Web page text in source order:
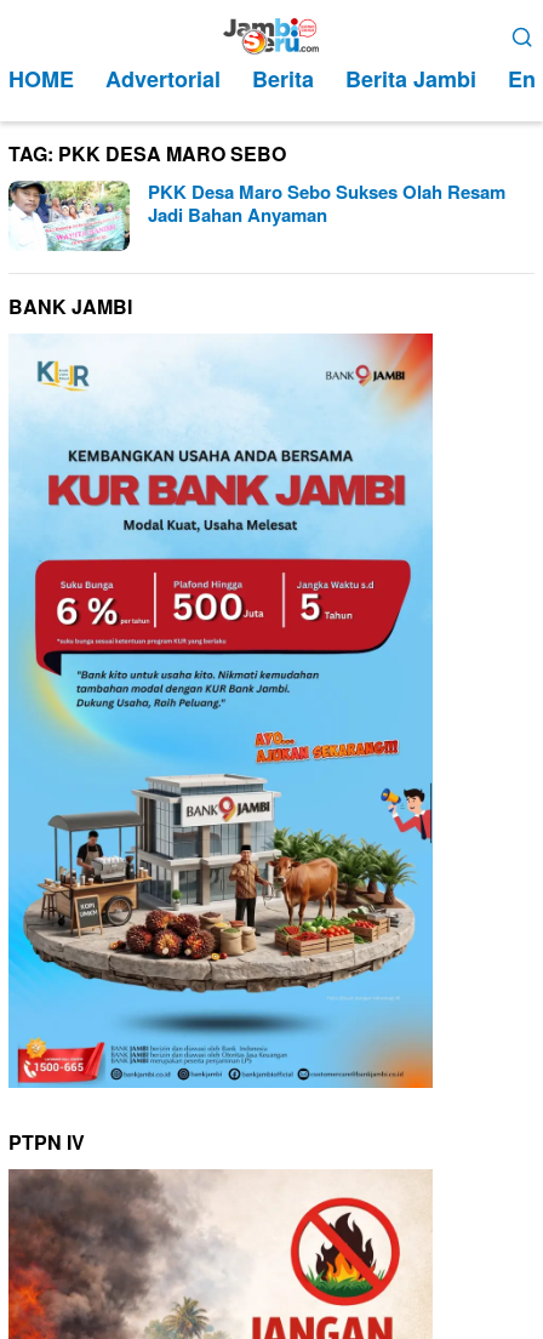
kontenMobile
HOME Advertorial Berita Berita Jambi
TAG: PKK DESA MARO SEBO
PKK Desa Maro Sebo Sukses Olah Resam
Jadi Bahan Anyaman
BANK JAMBI
PTPN IV